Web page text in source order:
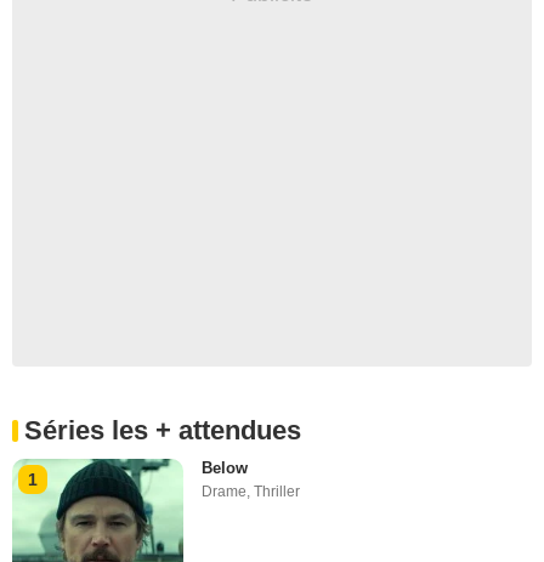
Séries les + attendues
1
Below
Drame,Thriller